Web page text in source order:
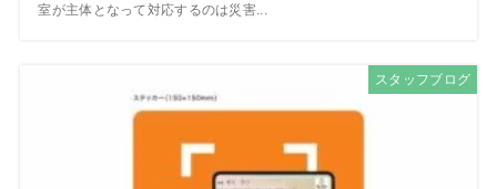
室が主体となって対応するのは災害...
スタッフブログ